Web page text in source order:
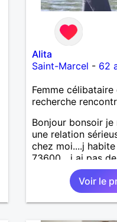
Alita
Saint-Marcel - 62
Femme
recherche
Bonjour bonsoir je
une relation
chez moi....j
73600....j ai pas
50km ... quelqu'un
entre 55 et 64
de préférence
qui n aurait garder
Voir le